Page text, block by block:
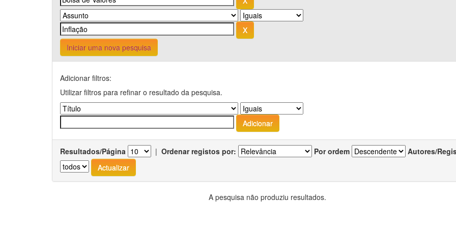
Iniciar uma nova pesquisa
Adicionar filtros:
Utilizar filtros para refinar o resultado da pesquisa.
Resultados/Página | Ordenar registos por: Por ordem Autores/
A pesquisa não produziu resultados.